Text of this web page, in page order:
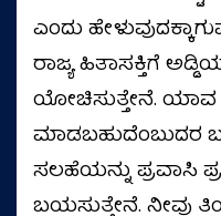
ಎಂದು
ರಾಜ್ಯ ಹಿತಾಸಕ್ತಿಗೆ
ಯೋಚಿಸುತ್ತೇನೆ.
ಮಾಡಬಹುದೆಂಬುದರ
ಸಲಹೆಯನ್ನು ಪ್ರವಾಸಿ
ಬಯಸುತ್ತೇನೆ. ನೀವು